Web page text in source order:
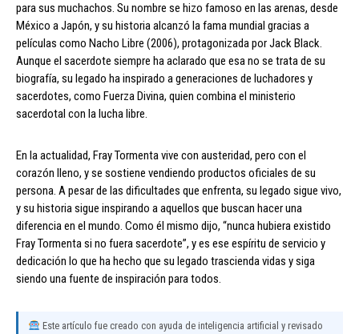
para sus muchachos. Su nombre se hizo famoso en las arenas, desde
México a Japón, y su historia alcanzó la fama mundial gracias a
películas como Nacho Libre (2006), protagonizada por Jack Black.
Aunque el sacerdote siempre ha aclarado que esa no se trata de su
biografía, su legado ha inspirado a generaciones de luchadores y
sacerdotes, como Fuerza Divina, quien combina el ministerio
sacerdotal con la lucha libre.
En la actualidad, Fray Tormenta vive con austeridad, pero con el
corazón lleno, y se sostiene vendiendo productos oficiales de su
persona. A pesar de las dificultades que enfrenta, su legado sigue vivo,
y su historia sigue inspirando a aquellos que buscan hacer una
diferencia en el mundo. Como él mismo dijo, “nunca hubiera existido
Fray Tormenta si no fuera sacerdote”, y es ese espíritu de servicio y
dedicación lo que ha hecho que su legado trascienda vidas y siga
siendo una fuente de inspiración para todos.
Este artículo fue creado con ayuda de inteligencia artificial y revisado